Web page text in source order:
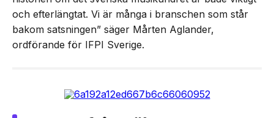
och efterlängtat. Vi är många i branschen som står
bakom satsningen” säger Mårten Aglander,
ordförande för IFPI Sverige.